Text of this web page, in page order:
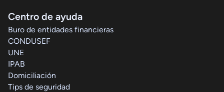
Centro de ayuda
Buro de entidades financieras
CONDUSEF
UNE
IPAB
Domiciliación
Tips de seguridad